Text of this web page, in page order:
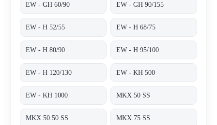
EW - GH 60/90 EW - GH 90/155
EW - H 52/55 EW - H 68/75
EW - H 80/90 EW - H 95/100
EW - H 120/130 EW - KH 500
EW - KH 1000 MKX 50 SS
MKX 50.50 SS MKX 75 SS